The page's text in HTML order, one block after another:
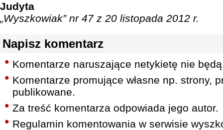
Judyta
„Wyszkowiak” nr 47 z 20 listopada 2012 r.
Napisz komentarz
Komentarze naruszające netykietę nie
Komentarze promujące własne np. strony,
publikowane.
Za treść komentarza odpowiada jego autor.
Regulamin komentowania w serwisie